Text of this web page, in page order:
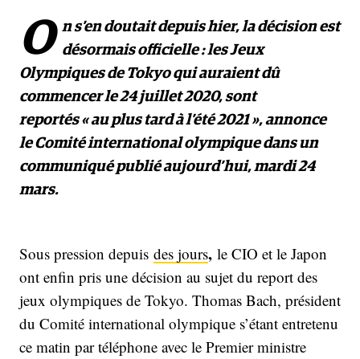
O n s’en doutait depuis hier, la décision est
désormais officielle : les Jeux
Olympiques de Tokyo qui auraient dû
commencer le 24 juillet 2020, sont
reportés « au plus tard à l’été 2021 », annonce
le Comité international olympique dans un
communiqué publié aujourd’hui, mardi 24
mars.
Sous pression depuis des jours, le CIO et le Japon
ont enfin pris une décision au sujet du report des
jeux olympiques de Tokyo. Thomas Bach, président
du Comité international olympique s’étant entretenu
ce matin par téléphone avec le Premier ministre